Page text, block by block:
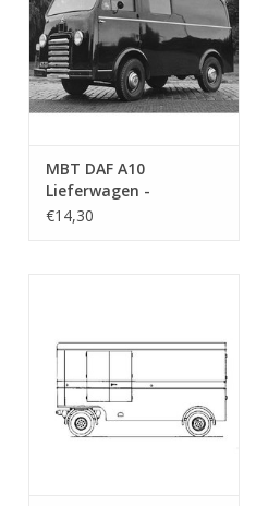
MBT DAF A10
Lieferwagen -
Bauzeichnung
€14,30